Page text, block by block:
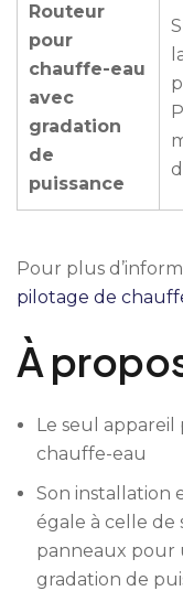
Routeur
pour
chauffe-eau
avec
gradation
de
puissance
Pour plus
pilotage de
À
Le seul
chauffe-eau
Son installation
égale à celle de
panneaux pour
gradation de